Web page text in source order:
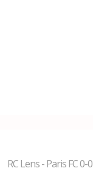
RC Lens - Paris FC